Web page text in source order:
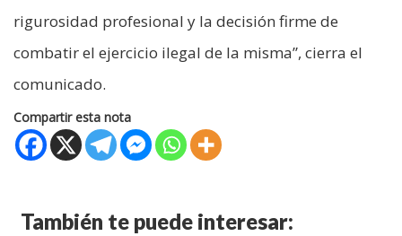
rigurosidad profesional y la decisión firme de
combatir el ejercicio ilegal de la misma”, cierra el
comunicado.
Compartir esta nota
También te puede interesar: